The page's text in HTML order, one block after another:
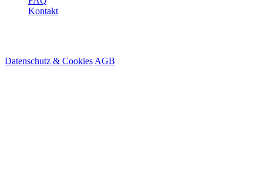
Kontakt
Datenschutz & Cookies AGB